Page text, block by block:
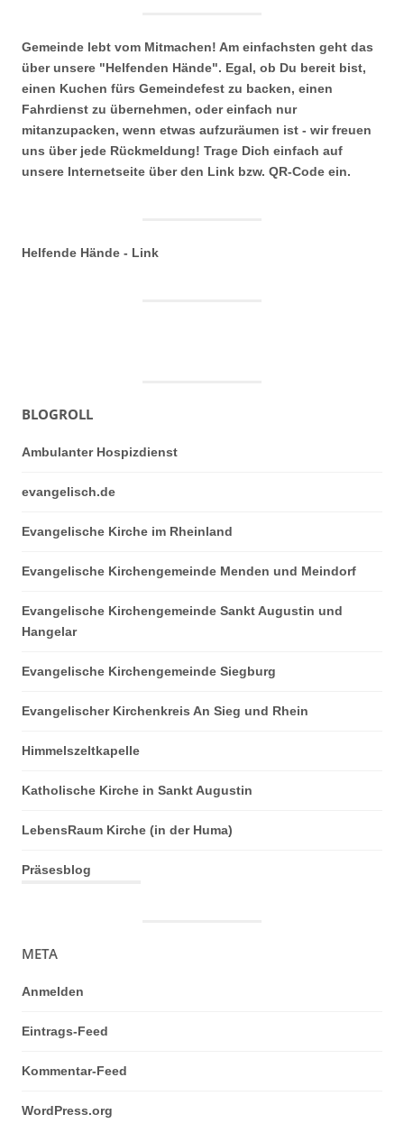
Gemeinde lebt vom Mitmachen! Am einfachsten geht das
über unsere "Helfenden Hände". Egal, ob Du bereit bist,
einen Kuchen fürs Gemeindefest zu backen, einen
Fahrdienst zu übernehmen, oder einfach nur
mitanzupacken, wenn etwas aufzuräumen ist - wir freuen
uns über jede Rückmeldung! Trage Dich einfach auf
unsere Internetseite über den Link bzw. QR-Code ein.
Helfende Hände - Link
BLOGROLL
Ambulanter Hospizdienst
evangelisch.de
Evangelische Kirche im Rheinland
Evangelische Kirchengemeinde Menden und Meindorf
Evangelische Kirchengemeinde Sankt Augustin und
Hangelar
Evangelische Kirchengemeinde Siegburg
Evangelischer Kirchenkreis An Sieg und Rhein
Himmelszeltkapelle
Katholische Kirche in Sankt Augustin
LebensRaum Kirche (in der Huma)
Präsesblog
META
Anmelden
Eintrags-Feed
Kommentar-Feed
WordPress.org